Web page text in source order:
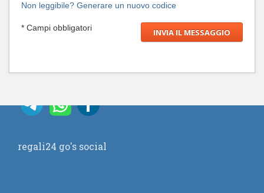
Non leggibile? Generare un nuovo codice
* Campi obbligatori
regali24 go's social